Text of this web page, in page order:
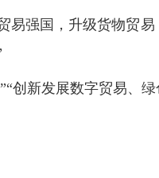
易强国，升级货物贸
创新发展数字贸易、